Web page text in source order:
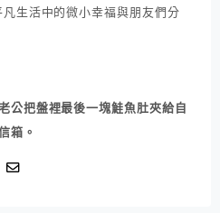
生活中的微小幸福與朋友們分
公把盤裡最後一塊鮭魚肚夾給自
箱。